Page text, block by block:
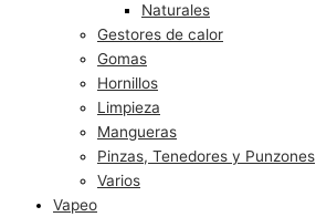
Naturales
Gestores de calor
Gomas
Hornillos
Limpieza
Mangueras
Pinzas, Tenedores y Punzones
Varios
Vapeo